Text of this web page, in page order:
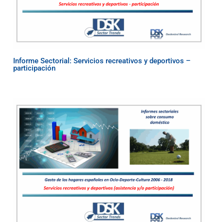
Informe Sectorial: Servicios recreativos y deportivos –
participación